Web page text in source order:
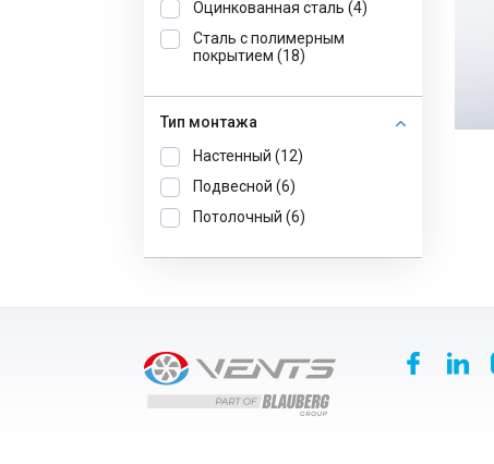
Оцинкованная сталь (4)
Сталь с полимерным
покрытием (18)
Тип монтажа
Настенный (12)
Подвесной (6)
Потолочный (6)